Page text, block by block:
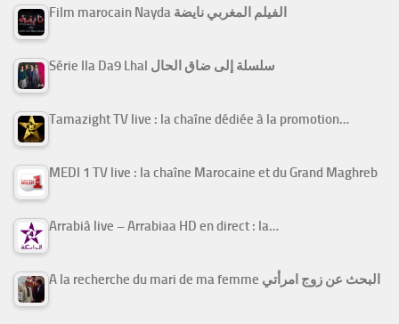
Film marocain Nayda الفيلم المغربي نايضة
Série Ila Da9 Lhal سلسلة إلى ضاق الحال
Tamazight TV live : la chaîne dédiée à la promotion…
MEDI 1 TV live : la chaîne Marocaine et du Grand Maghreb
Arrabiâ live – Arrabiaa HD en direct : la…
A la recherche du mari de ma femme البحث عن زوج امرأتي